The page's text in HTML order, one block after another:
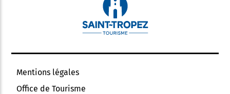
Mentions légales
Office de Tourisme